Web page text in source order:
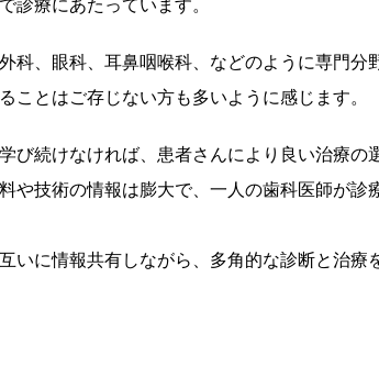
診療にあたっています。
科、眼科、耳鼻咽喉科、などのように専門
ことはご存じない方も多いように感じます。
び続けなければ、患者さんにより良い治療の
や技術の情報は膨大で、一人の歯科医師が
いに情報共有しながら、多角的な診断と治療